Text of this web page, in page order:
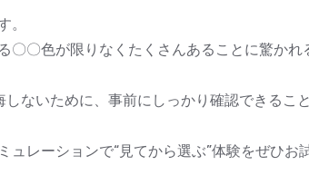
。
〇〇色が限りなくたくさんあることに驚かれ
ないために、事前にしっかり確認できるこ
レーションで“見てから選ぶ”体験をぜひお